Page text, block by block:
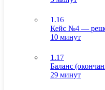
1.16
Кейс №4 —
10 минут
1.17
Баланс
29 минут